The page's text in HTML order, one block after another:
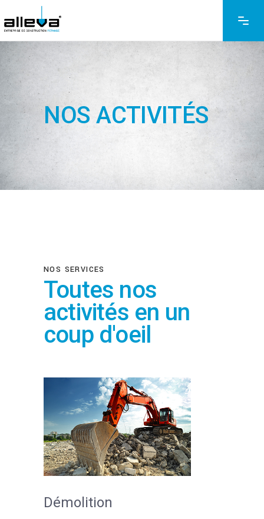
NOS ACTIVITÉS
NOS SERVICES
Toutes nos
activités en un
coup d'oeil
Démolition